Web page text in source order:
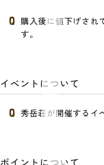
購入後に値下げされ
す。
イベントについて
秀岳荘が開催するイ
ポイントについて